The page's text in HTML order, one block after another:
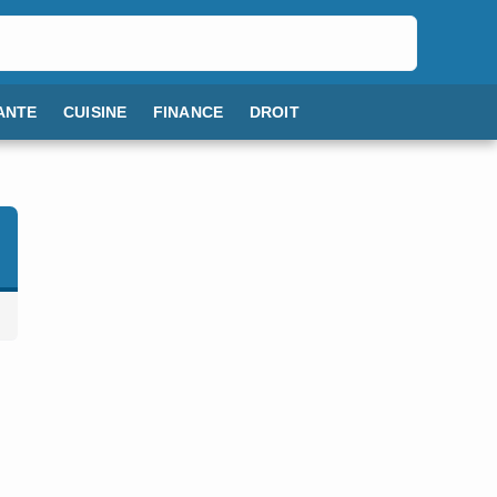
CUISINE FINANCE DROIT